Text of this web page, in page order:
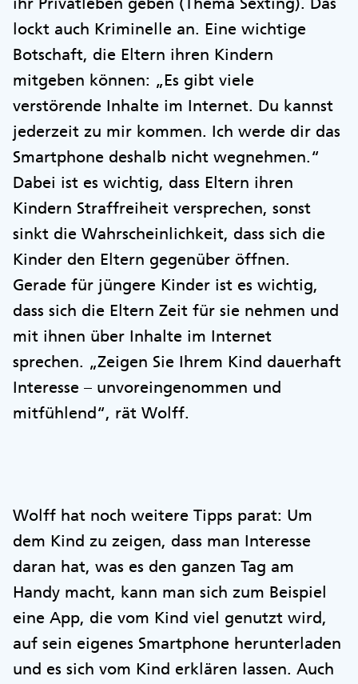
lockt auch Kriminelle an. Eine wichtige
Botschaft, die Eltern ihren Kindern
mitgeben können: „Es gibt viele
verstörende Inhalte im Internet. Du kannst
jederzeit zu mir kommen. Ich werde dir das
Smartphone deshalb nicht wegnehmen.“
Dabei ist es wichtig, dass Eltern ihren
Kindern Straffreiheit versprechen, sonst
sinkt die Wahrscheinlichkeit, dass sich die
Kinder den Eltern gegenüber öffnen.
Gerade für jüngere Kinder ist es wichtig,
dass sich die Eltern Zeit für sie nehmen und
mit ihnen über Inhalte im Internet
sprechen. „Zeigen Sie Ihrem Kind dauerhaft
Interesse – unvoreingenommen und
mitfühlend“, rät Wolff.
Wolff hat noch weitere Tipps parat: Um
dem Kind zu zeigen, dass man Interesse
daran hat, was es den ganzen Tag am
Handy macht, kann man sich zum Beispiel
eine App, die vom Kind viel genutzt wird,
auf sein eigenes Smartphone herunterladen
und es sich vom Kind erklären lassen. Auch